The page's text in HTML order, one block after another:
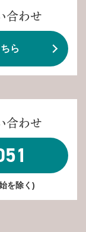
合わせ
ら
合わせ
を除く)